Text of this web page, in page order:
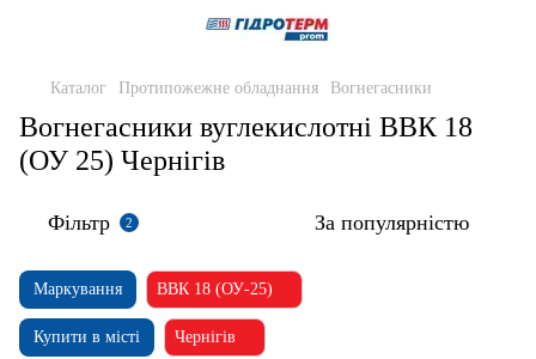
Каталог Протипожежне обладнання Вогнегасники
Вогнегасники вуглекислотні ВВК 18
(ОУ 25) Чернігів
Фільтр 2 За популярністю
Маркування ВВК 18 (ОУ-25)
Купити в місті Чернігів